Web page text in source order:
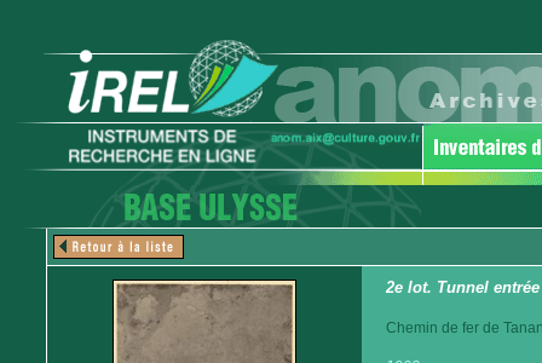
2e lot. Tunnel
Chemin de fer de